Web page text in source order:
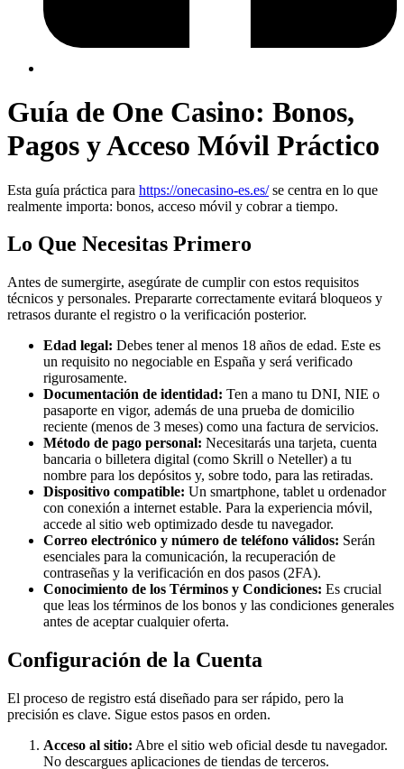
Guía de One Casino: Bonos,
Pagos y Acceso Móvil Práctico
Esta guía práctica para https://onecasino-es.es/se centra en lo que
realmente importa: bonos, acceso móvil y cobrar a tiempo.
Lo Que Necesitas Primero
Antes de sumergirte, asegúrate de cumplir con estos requisitos
técnicos y personales. Prepararte correctamente evitará bloqueos y
retrasos durante el registro o la verificación posterior.
Edad legal: Debes tener al menos 18 años de edad. Este es
un requisito no negociable en España y será verificado
rigurosamente.
Documentación de identidad: Ten a mano tu DNI, NIE o
pasaporte en vigor, además de una prueba de domicilio
reciente (menos de 3 meses) como una factura de servicios.
Método de pago personal: Necesitarás una tarjeta, cuenta
bancaria o billetera digital (como Skrill o Neteller) a tu
nombre para los depósitos y, sobre todo, para las retiradas.
Dispositivo compatible: Un smartphone, tablet u ordenador
con conexión a internet estable. Para la experiencia móvil,
accede al sitio web optimizado desde tu navegador.
Correo electrónico y número de teléfono válidos: Serán
esenciales para la comunicación, la recuperación de
contraseñas y la verificación en dos pasos (2FA).
Conocimiento de los Términos y Condiciones: Es crucial
que leas los términos de los bonos y las condiciones generales
antes de aceptar cualquier oferta.
Configuración de la Cuenta
El proceso de registro está diseñado para ser rápido, pero la
precisión es clave. Sigue estos pasos en orden.
Acceso al sitio: Abre el sitio web oficial desde tu navegador.
No descargues aplicaciones de tiendas de terceros.